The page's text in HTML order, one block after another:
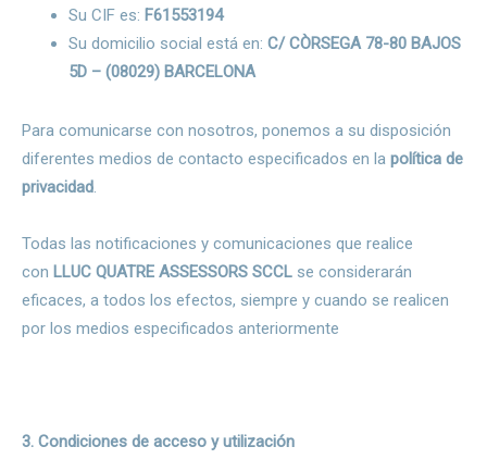
Su CIF es: F61553194
Su domicilio social está en: C/ CÒRSEGA 78-80 BAJOS
5D – (08029) BARCELONA
Para comunicarse con nosotros, ponemos a su disposición
diferentes medios de contacto especificados en la política de
privacidad
Todas las notificaciones y comunicaciones que realice
con LLUC QUATRE ASSESSORS SCCL se considerarán
eficaces, a todos los efectos, siempre y cuando se realicen
por los medios especificados anteriormente
3. Condiciones de acceso y utilización